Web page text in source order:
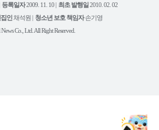
유
튜
등록일자2009. 11. 10 | 최초 발행일2010. 02. 02
인채석원 | 청소년 보호 책임자손기영
Co., Ltd. All Right Reserved.